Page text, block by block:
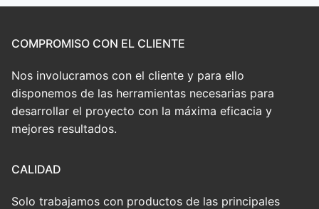
COMPROMISO CON EL CLIENTE
Nos involucramos con el cliente y para ello
disponemos de las herramientas necesarias para
desarrollar el proyecto con la máxima eficacia y
mejores resultados.
CALIDAD
Solo trabajamos con productos de las principales